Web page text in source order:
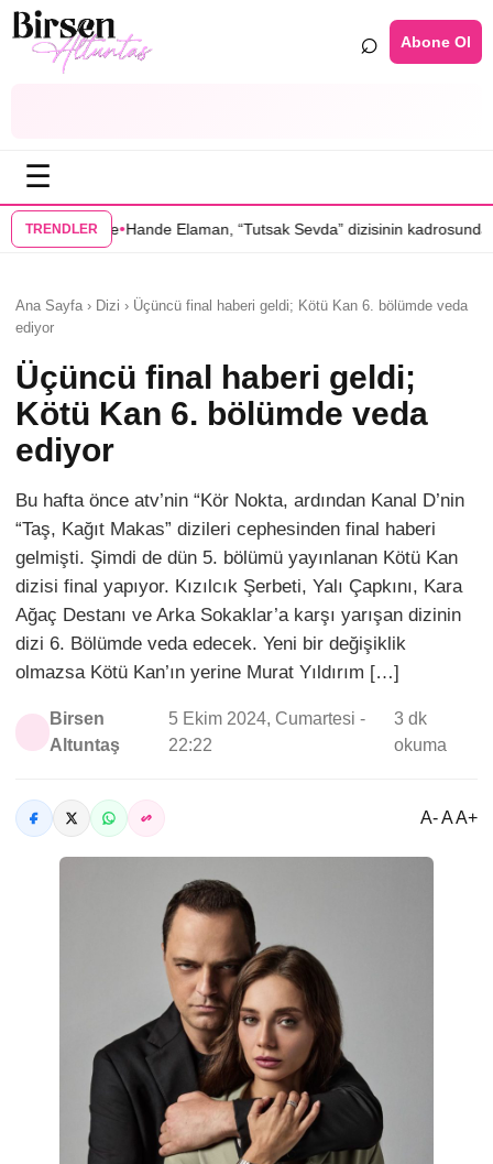
⌕ Abone Ol
☰
TRENDLER
Elaman, “Tutsak Sevda” dizisinin kadrosunda• Serenay
Ana Sayfa › Dizi › Üçüncü final haberi geldi; Kötü Kan 6. bölümde veda
ediyor
Üçüncü final haberi geldi;
Kötü Kan 6. bölümde veda
ediyor
Bu hafta önce atv’nin “Kör Nokta, ardından Kanal D’nin
“Taş, Kağıt Makas” dizileri cephesinden final haberi
gelmişti. Şimdi de dün 5. bölümü yayınlanan Kötü Kan
dizisi final yapıyor. Kızılcık Şerbeti, Yalı Çapkını, Kara
Ağaç Destanı ve Arka Sokaklar’a karşı yarışan dizinin
dizi 6. Bölümde veda edecek. Yeni bir değişiklik
olmazsa Kötü Kan’ın yerine Murat Yıldırım […]
Birsen
Altuntaş
5 Ekim 2024, Cumartesi -
22:22
3 dk
okuma
A- A A+